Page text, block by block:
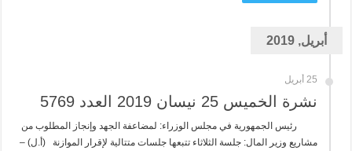
أبريل, 2019
25 أبريل
نشرة الخميس 25 نيسان 2019 العدد 5769
رئيس الجمهورية في مجلس الوزراء: لمضاعفة الجهد وإنجاز المطلوب من
مشاريع وزير المال: جلسة الثلاثاء تتبعها جلسات متتالية لإقرار الموازنة (أ.ل) –